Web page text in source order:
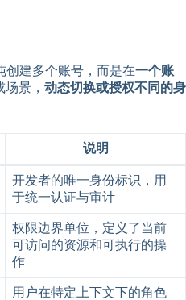
创建多个账号，而是在一个账
景， 动态切换或授权不同的身
说明
开发者的唯一身份标识，用
于统一认证与审计
权限边界单位，定义了当前
可访问的资源和可执行的操
作
用户在特定上下文下的角色